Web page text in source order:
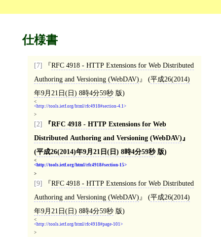
仕様書
[7]
RFC 4918 - HTTP Extensions for Web Distributed
Authoring and Versioning (WebDAV)
(平成26(2014)
年9月21日(日) 8時4分59秒版)
<
http://tools.ietf.org/html/rfc4918#section-4.1
>
[2]
RFC 4918 - HTTP Extensions for Web
Distributed Authoring and Versioning (WebDAV)
(平成26(2014)年9月21日(日) 8時4分59秒版)
<
http://tools.ietf.org/html/rfc4918#section-15
>
[9]
RFC 4918 - HTTP Extensions for Web Distributed
Authoring and Versioning (WebDAV)
(平成26(2014)
年9月21日(日) 8時4分59秒版)
<
http://tools.ietf.org/html/rfc4918#page-101
>